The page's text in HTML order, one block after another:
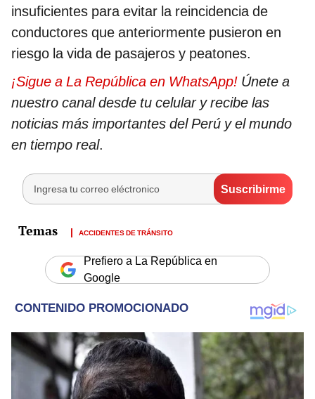
insuficientes para evitar la reincidencia de
conductores que anteriormente pusieron en
riesgo la vida de pasajeros y peatones.
¡Sigue a La República en WhatsApp! Únete a
nuestro canal desde tu celular y recibe las
noticias más importantes del Perú y el mundo
en tiempo real.
ACCIDENTES DE TRÁNSITO
Prefiero a La República en
Google